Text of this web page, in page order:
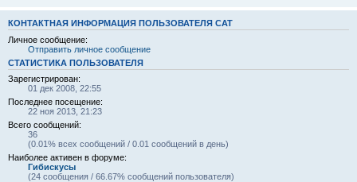
КОНТАКТНАЯ ИНФОРМАЦИЯ ПОЛЬЗОВАТЕЛЯ CAT
Личное сообщение:
Отправить личное сообщение
СТАТИСТИКА ПОЛЬЗОВАТЕЛЯ
Зарегистрирован:
01 дек 2008, 22:55
Последнее посещение:
22 ноя 2013, 21:23
Всего сообщений:
36
(0.01% всех сообщений / 0.01 сообщений в день)
Наиболее активен в форуме:
Гибискусы
(24 сообщения / 66.67% сообщений пользователя)